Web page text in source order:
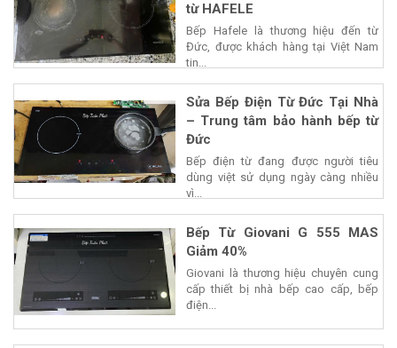
từ HAFELE
Bếp Hafele là thương hiệu đến từ
Đức, được khách hàng tại Việt Nam
tin...
Sửa Bếp Điện Từ Đức Tại Nhà
– Trung tâm bảo hành bếp từ
Đức
Bếp điện từ đang được người tiêu
dùng việt sử dụng ngày càng nhiều
vì...
Bếp Từ Giovani G 555 MAS
Giảm 40%
Giovani là thương hiệu chuyên cung
cấp thiết bị nhà bếp cao cấp, bếp
điện...